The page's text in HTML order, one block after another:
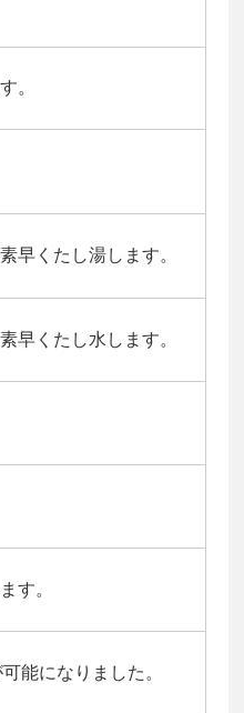
。
早くたし湯します。
早くたし水します。
す。
能になりました。